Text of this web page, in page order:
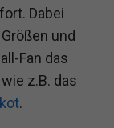
Dabei
und
Fan das
z.B. das
.